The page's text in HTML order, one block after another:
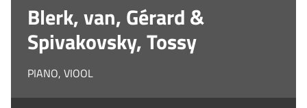
Blerk, van, Gérard &
Spivakovsky, Tossy
PIANO, VIOOL